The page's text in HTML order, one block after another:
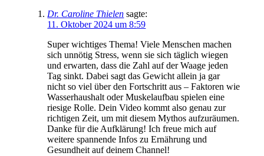
Dr. Caroline Thielen sagte:
11. Oktober 2024 um 8:59
Super wichtiges Thema! Viele Menschen machen
sich unnötig Stress, wenn sie sich täglich wiegen
und erwarten, dass die Zahl auf der Waage jeden
Tag sinkt. Dabei sagt das Gewicht allein ja gar
nicht so viel über den Fortschritt aus – Faktoren wie
Wasserhaushalt oder Muskelaufbau spielen eine
riesige Rolle. Dein Video kommt also genau zur
richtigen Zeit, um mit diesem Mythos aufzuräumen.
Danke für die Aufklärung! Ich freue mich auf
weitere spannende Infos zu Ernährung und
Gesundheit auf deinem Channel!